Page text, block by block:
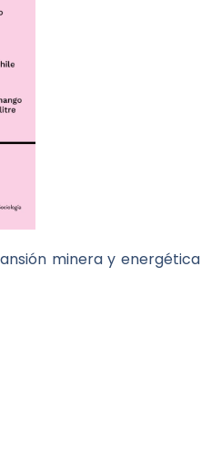
minera y energética